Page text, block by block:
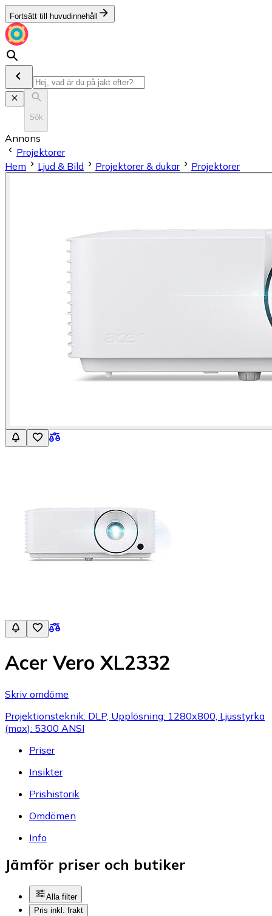
Fortsätt till huvudinnehåll
Sök
Annons
Projektorer
Hem
Ljud & Bild Projektorer & dukar Projektorer
Acer Vero XL2332
Skriv omdöme
Projektionsteknik: DLP, Upplösning: 1280x800, Ljusstyrka
(max): 5300 ANSI
Priser
Insikter
Prishistorik
Omdömen
Info
Jämför priser och butiker
Alla filter
Pris inkl. frakt